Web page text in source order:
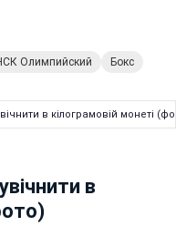
Олимпийский Бокс
в кілограмовій монеті
в